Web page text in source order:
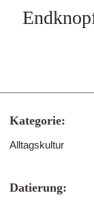
Kategorie:
Alltagskultur
Datierung: